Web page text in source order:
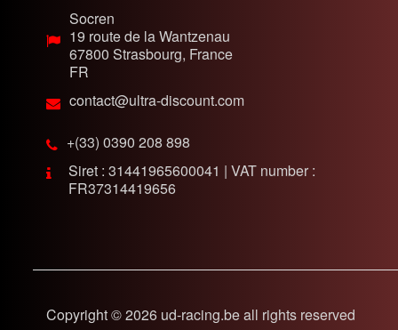
Socren
19 route de la Wantzenau
67800 Strasbourg, France
FR
contact@ultra-discount.com
+(33) 0390 208 898
Siret : 31441965600041 | VAT number :
FR37314419656
Copyright © 2026 ud-racing.be all rights reserved